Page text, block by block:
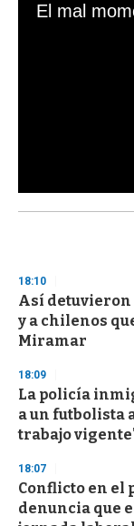
s
d
s
o
f
3
s
e
c
o
n
s
18:10
Así detuvieron
y a chilenos
Miramar
18:09
La policía
a un futbolista
trabajo
18:07
Conflicto en el
denuncia que